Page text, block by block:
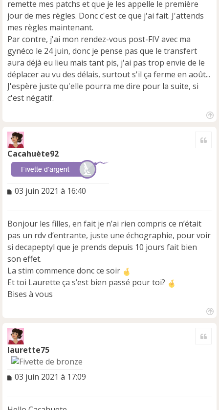
remette mes patchs et que je les appelle le première
jour de mes règles. Donc c'est ce que j'ai fait. J'attends
mes règles maintenant.
Par contre, j'ai mon rendez-vous post-FIV avec ma
gynéco le 24 juin, donc je pense pas que le transfert
aura déjà eu lieu mais tant pis, j'ai pas trop envie de le
déplacer au vu des délais, surtout s'il ça ferme en août...
J'espère juste qu'elle pourra me dire pour la suite, si
c'est négatif.
Cacahuète92
M
a
g
e
n
o
n
l
u
03 juin 2021 à 16:40
Bonjour les filles, en fait je n’ai rien compris ce n’était
pas un rdv d’entrante, juste une échographie, pour voir
si decapeptyl que je prends depuis 10 jours fait bien
son effet.
La stim commence donc ce soir
Et toi Laurette ça s’est bien passé pour toi?
Bises à vous
laurette75
M
03 juin 2021 à 17:09